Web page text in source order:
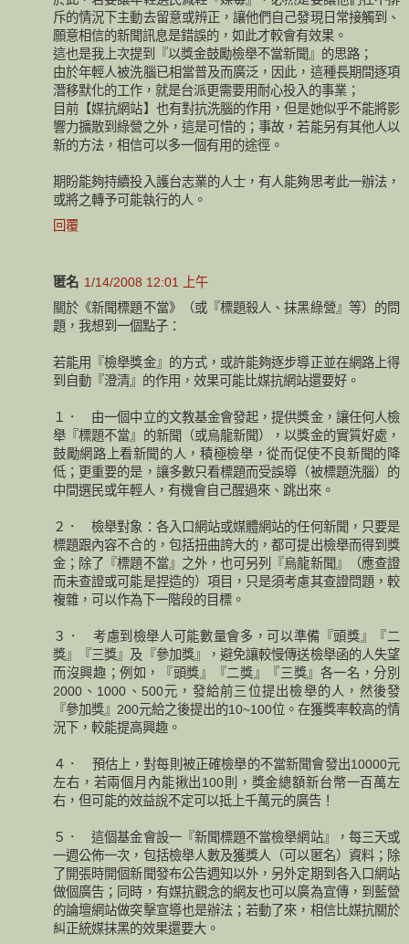
斥的情況下主動去留意或辨正，讓他們自己發現日常接觸到、
願意相信的新聞訊息是錯誤的，如此才較會有效果。
這也是我上次提到『以獎金鼓勵檢舉不當新聞』的思路；
由於年輕人被洗腦已相當普及而廣泛，因此，這種長期間逐項
潛移默化的工作，就是台派更需要用耐心投入的事業；
目前【媒抗網站】也有對抗洗腦的作用，但是她似乎不能將影
響力擴散到綠營之外，這是可惜的；事故，若能另有其他人以
新的方法，相信可以多一個有用的途徑。
期盼能夠持續投入護台志業的人士，有人能夠思考此一辦法，
或將之轉予可能執行的人。
回覆
匿名 1/14/2008 12:01 上午
關於《新聞標題不當》（或『標題殺人、抹黑綠營』等）的問
題，我想到一個點子：
若能用『檢舉獎金』的方式，或許能夠逐步導正並在網路上得
到自動『澄清』的作用，效果可能比媒抗網站還要好。
１． 由一個中立的文教基金會發起，提供獎金，讓任何人檢
舉『標題不當』的新聞（或烏龍新聞），以獎金的實質好處，
鼓勵網路上看新聞的人，積極檢舉，從而促使不良新聞的降
低；更重要的是，讓多數只看標題而受誤導（被標題洗腦）的
中間選民或年輕人，有機會自己醒過來、跳出來。
２． 檢舉對象：各入口網站或媒體網站的任何新聞，只要是
標題跟內容不合的，包括扭曲誇大的，都可提出檢舉而得到獎
金；除了『標題不當』之外，也可另列『烏龍新聞』（應查證
而未查證或可能是捏造的）項目，只是須考慮其查證問題，較
複雜，可以作為下一階段的目標。
３． 考慮到檢舉人可能數量會多，可以準備『頭獎』『二
獎』『三獎』及『參加獎』，避免讓較慢傳送檢舉函的人失望
而沒興趣；例如，『頭獎』『二獎』『三獎』各一名，分別
2000、1000、500元，發給前三位提出檢舉的人，然後發
『參加獎』200元給之後提出的10~100位。在獲獎率較高的情
況下，較能提高興趣。
４． 預估上，對每則被正確檢舉的不當新聞會發出10000元
左右，若兩個月內能揪出100則，獎金總額新台幣一百萬左
右，但可能的效益說不定可以抵上千萬元的廣告！
５． 這個基金會設一『新聞標題不當檢舉網站』，每三天或
一週公佈一次，包括檢舉人數及獲獎人（可以匿名）資料；除
了開張時開個新聞發布公告週知以外，另外定期到各入口網站
做個廣告；同時，有媒抗觀念的網友也可以廣為宣傳，到藍營
的論壇網站做突擊宣導也是辦法；若動了來，相信比媒抗關於
糾正統媒抹黑的效果還要大。